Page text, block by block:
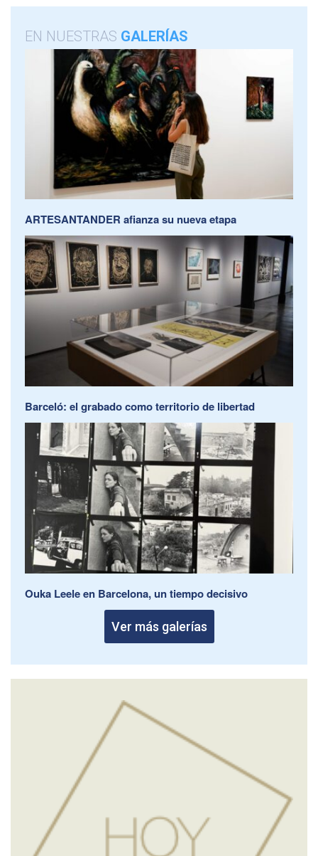
EN NUESTRAS GALERÍAS
ARTESANTANDER afianza su nueva etapa
Barceló: el grabado como territorio de libertad
Ouka Leele en Barcelona, un tiempo decisivo
Ver más galerías